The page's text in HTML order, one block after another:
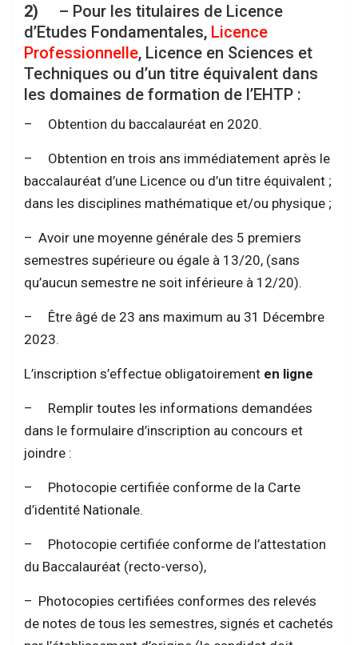
2) – Pour les titulaires de Licence
d’Etudes Fondamentales, Licence
Professionnelle, Licence en Sciences et
Techniques ou d’un titre équivalent dans
les domaines de formation de l’EHTP :
– Obtention du baccalauréat en 2020.
– Obtention en trois ans immédiatement après le
baccalauréat d’une Licence ou d’un titre équivalent ;
dans les disciplines mathématique et/ou physique ;
– Avoir une moyenne générale des 5 premiers
semestres supérieure ou égale à 13/20, (sans
qu’aucun semestre ne soit inférieure à 12/20).
– Être âgé de 23 ans maximum au 31 Décembre
2023.
L’inscription s’effectue obligatoirement en ligne
– Remplir toutes les informations demandées
dans le formulaire d’inscription au concours et
joindre :
– Photocopie certifiée conforme de la Carte
d’identité Nationale.
– Photocopie certifiée conforme de l’attestation
du Baccalauréat (recto-verso),
– Photocopies certifiées conformes des relevés
de notes de tous les semestres, signés et cachetés